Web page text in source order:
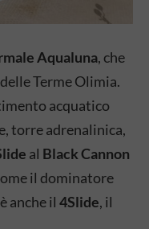
Aqualuna, che
Terme Olimia.
acquatico
torre adrenalinica,
al Black Cannon
il dominatore
anche il 4Slide, il